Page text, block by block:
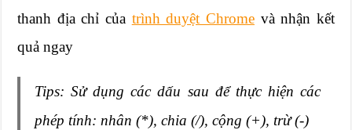
thanh địa chỉ của trình duyệt Chromevà nhận kết
quả ngay
Tips: Sử dụng các dấu sau để thực hiện các
phép tính: nhân (*), chia (/), cộng (+), trừ (-)